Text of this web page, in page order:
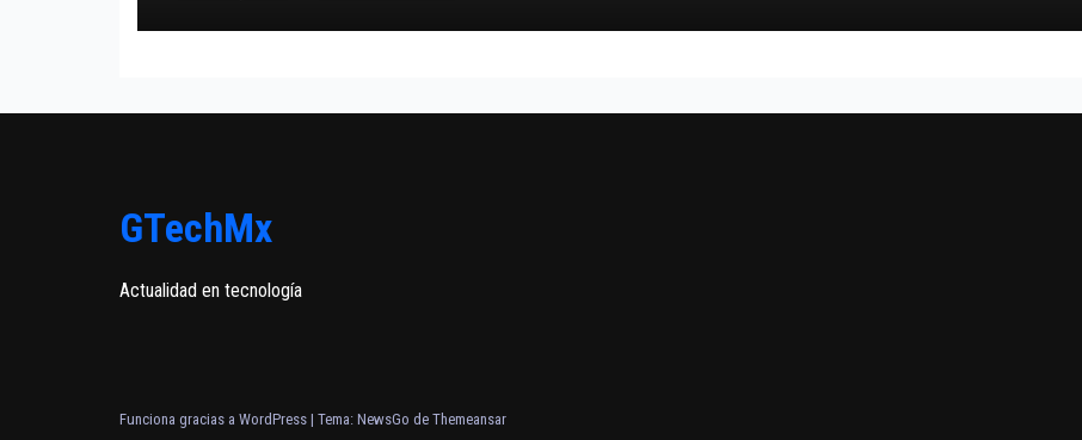
GTechMx
Actualidad en tecnología
Funciona gracias a WordPress | Tema: NewsGo de Themeansar